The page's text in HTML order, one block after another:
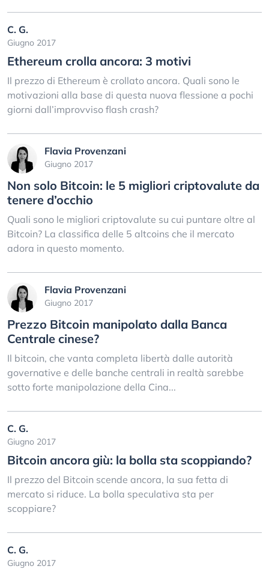
C. G.
Giugno 2017
Ethereum crolla ancora: 3 motivi
Il prezzo di Ethereum è crollato ancora. Quali sono le
motivazioni alla base di questa nuova flessione a pochi
giorni dall’improvviso flash crash?
Flavia Provenzani
Giugno 2017
Non solo Bitcoin: le 5 migliori criptovalute da
tenere d’occhio
Quali sono le migliori criptovalute su cui puntare oltre al
Bitcoin? La classifica delle 5 altcoins che il mercato
adora in questo momento.
Flavia Provenzani
Giugno 2017
Prezzo Bitcoin manipolato dalla Banca
Centrale cinese?
Il bitcoin, che vanta completa libertà dalle autorità
governative e delle banche centrali in realtà sarebbe
sotto forte manipolazione della Cina...
C. G.
Giugno 2017
Bitcoin ancora giù: la bolla sta scoppiando?
Il prezzo del Bitcoin scende ancora, la sua fetta di
mercato si riduce. La bolla speculativa sta per
scoppiare?
C. G.
Giugno 2017